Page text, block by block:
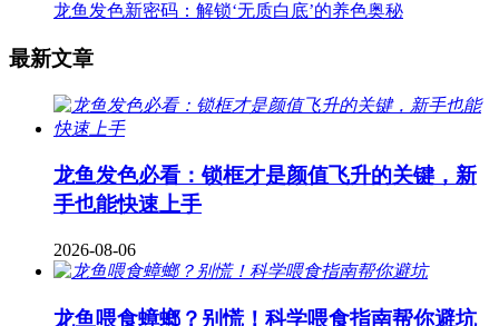
龙鱼发色新密码：解锁‘无质白底’的养色奥秘
最新文章
龙鱼发色必看：锁框才是颜值飞升的关键，新
手也能快速上手
2026-08-06
龙鱼喂食蟑螂？别慌！科学喂食指南帮你避坑